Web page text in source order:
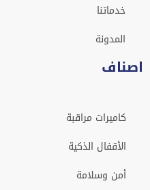
خدماتنا
المدونة
اصناف
كاميرات مراقبة
الأقفال الذكية
أمن وسلامة